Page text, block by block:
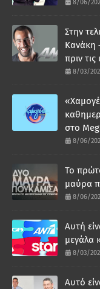
8/06/
Στην
Κανάκη
πριν
8/03/
στο
8/06/
Το
μαύρα
8/06/
Αυτή
μεγάλα
8/03/
Αυτό